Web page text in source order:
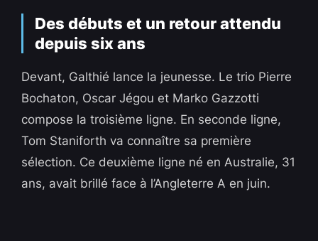
Des débuts et un retour attendu
depuis six ans
Devant, Galthié lance la jeunesse. Le trio Pierre
Bochaton, Oscar Jégou et Marko Gazzotti
compose la troisième ligne. En seconde ligne,
Tom Staniforth va connaître sa première
sélection. Ce deuxième ligne né en Australie, 31
ans, avait brillé face à l’Angleterre A en juin.